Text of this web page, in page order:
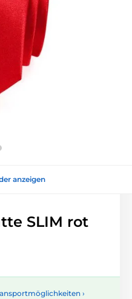
anzeigen
SLIM rot
›